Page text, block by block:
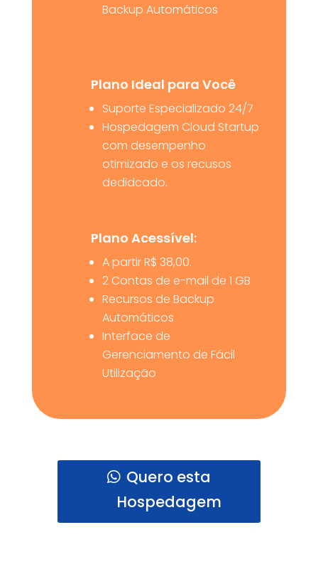
Backup Automáticos
Plano Ideal para Você
Suporte Especializado 24/7
Hospedagem Cloud Startup
com desempenho
otimizado e os recusos
dedidcado.
Plano Acessível:
A partir R$ 38,00.
2 Contas de e-mail de 1 GB
Recursos de Backup
Automáticos
Interface de
Gerenciamento de Fácil
Utilização
Quero esta
Hospedagem